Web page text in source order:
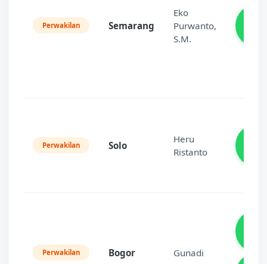
Perwakilan Semarang
Eko
Purwanto,
S.M.
Perwakilan Solo
Heru
Ristanto
Perwakilan Bogor Gunadi